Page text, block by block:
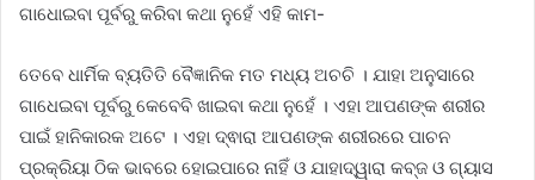
ଗାଧୋଇବା ପୂର୍ବରୁ କରିବା କଥା ନୁହେଁ ଏହି କାମ-
ତେବେ ଧାର୍ମିକ ବ୍ୟତିତି ବୈଜ୍ଞାନିକ ମତ ମଧ୍ୟ ଅଚଚି । ଯାହା ଅନୁସାରେ
ଗାଧେଇବା ପୂର୍ବରୁ କେବେବି ଖାଇବା କଥା ନୁହେଁ । ଏହା ଆପଣଙ୍କ ଶରୀର
ପାଇଁ ହାନିକାରକ ଅଟେ । ଏହା ଦ୍ଵାରା ଆପଣଙ୍କ ଶରୀରରେ ପାଚନ
ପ୍ରକ୍ରିୟା ଠିକ ଭାବରେ ହୋଇପାରେ ନାହିଁ ଓ ଯାହାଦ୍ୱାରା କବ୍ଜ ଓ ଗ୍ୟାସ